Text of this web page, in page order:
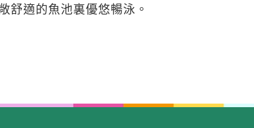
舒適的魚池裏優悠暢泳。